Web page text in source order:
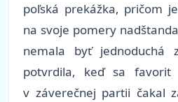
poľská prekážka, pričom
na svoje pomery
nemala byť jednoduchá
potvrdila, keď sa favorit
v záverečnej partii čakal